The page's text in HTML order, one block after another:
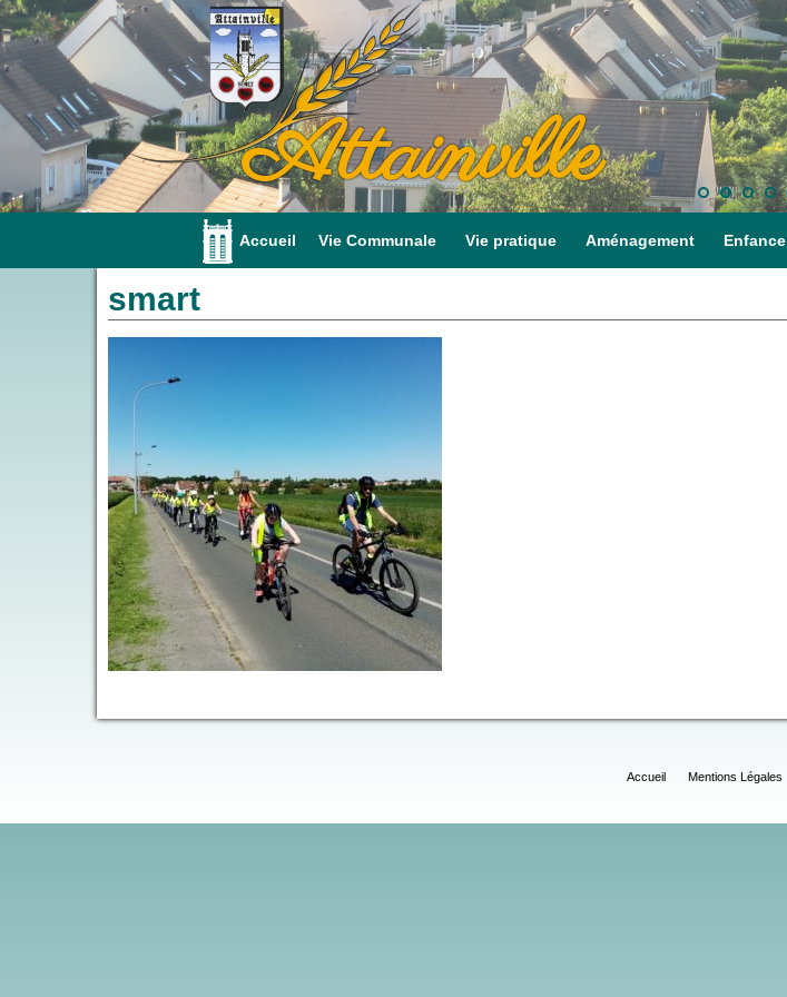
Attainville
Accueil Vie Communale Vie pratique Aménagement Enfance
smart
Accueil Mentions Légales